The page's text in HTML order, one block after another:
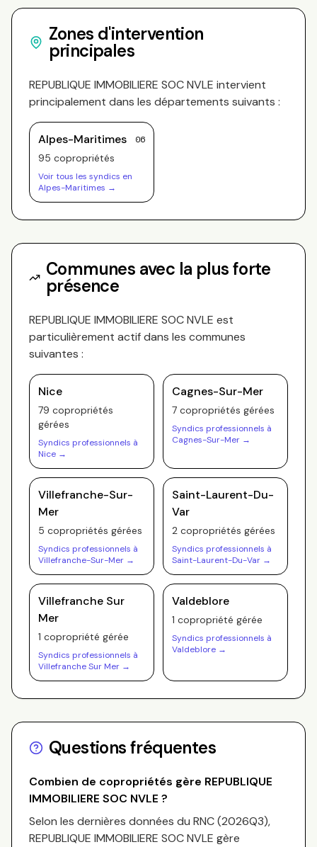
Zones d'intervention
principales
REPUBLIQUE IMMOBILIERE SOC NVLE intervient
principalement dans les départements suivants :
Alpes-Maritimes 06
95 copropriétés
Voir tous les syndics en
Alpes-Maritimes →
Communes avec la plus forte
présence
REPUBLIQUE IMMOBILIERE SOC NVLE est
particulièrement actif dans les communes
suivantes :
Nice
79 copropriétés
gérées
Syndics professionnels à
Nice →
Cagnes-Sur-Mer
7 copropriétés gérées
Syndics professionnels à
Cagnes-Sur-Mer →
Villefranche-Sur-
Mer
5 copropriétés gérées
Syndics professionnels à
Villefranche-Sur-Mer →
Saint-Laurent-Du-
Var
2 copropriétés gérées
Syndics professionnels à
Saint-Laurent-Du-Var →
Villefranche Sur
Mer
1 copropriété gérée
Syndics professionnels à
Villefranche Sur Mer →
Valdeblore
1 copropriété gérée
Syndics professionnels à
Valdeblore →
Questions fréquentes
Combien de copropriétés gère REPUBLIQUE
IMMOBILIERE SOC NVLE ?
Selon les dernières données du RNC (2026Q3),
REPUBLIQUE IMMOBILIERE SOC NVLE gère